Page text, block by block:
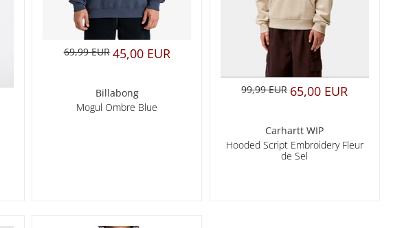
69,99 EUR 45,00 EUR
Billabong
Mogul Ombre Blue
99,99 EUR 65,00 EUR
Carhartt WIP
Hooded Script Embroidery Fleur
de Sel